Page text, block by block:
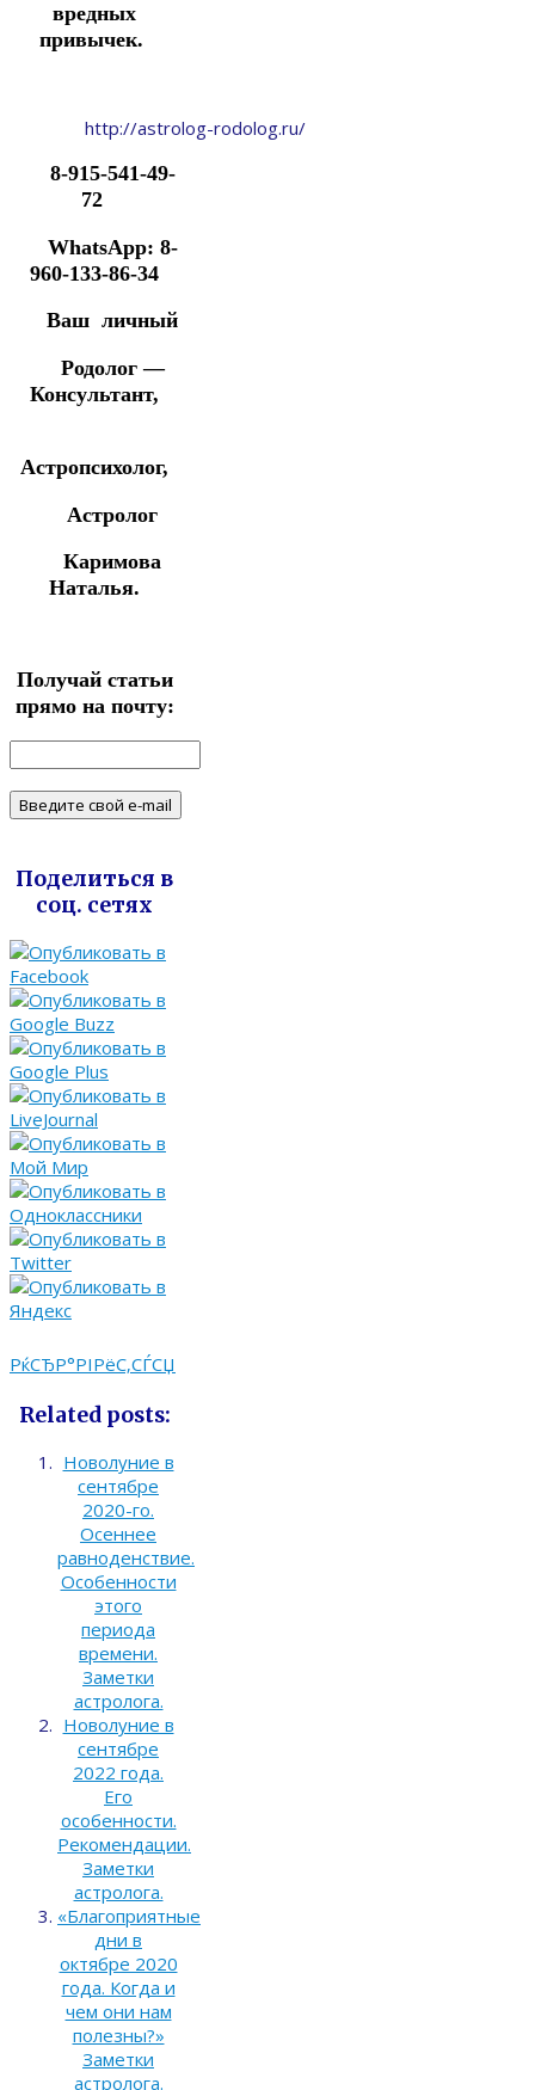
вредных
привычек.
http://astrolog-rodolog.ru/
8-915-541-49-
72
WhatsApp: 8-
960-133-86-34
Ваш личный
Родолог —
Консультант,
Астропсихолог,
Астролог
Каримова
Наталья.
Получай статьи
прямо на почту:
Поделиться в
соц. сетях
РќСЂР°РІРёС‚СЃСЏ
Related posts:
Новолуние в
сентябре
2020-го.
Осеннее
равноденствие.
Особенности
этого
периода
времени.
Заметки
астролога.
Новолуние в
сентябре
2022 года.
Его
особенности.
Рекомендации.
Заметки
астролога.
«Благоприятные
дни в
октябре 2020
года. Когда и
чем они нам
полезны?»
Заметки
астролога.